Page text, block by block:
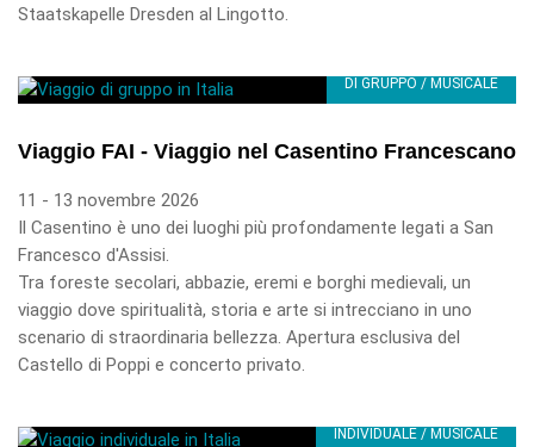
Staatskapelle Dresden al Lingotto.
DI GRUPPO / MUSICALE
Viaggio FAI - Viaggio nel Casentino Francescano
11 - 13 novembre 2026
Il Casentino è uno dei luoghi più profondamente legati a San
Francesco d'Assisi.
Tra foreste secolari, abbazie, eremi e borghi medievali, un
viaggio dove spiritualità, storia e arte si intrecciano in uno
scenario di straordinaria bellezza. Apertura esclusiva del
Castello di Poppi e concerto privato.
INDIVIDUALE / MUSICALE